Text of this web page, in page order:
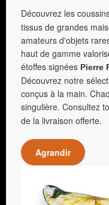
Découvrez les
tissus de grandes
amateurs d'objets
haut de gamme
étoffes signées Pierre
Découvrez notre
conçus à la main.
singulière. Consultez
de la livraison offerte.
Agrandir